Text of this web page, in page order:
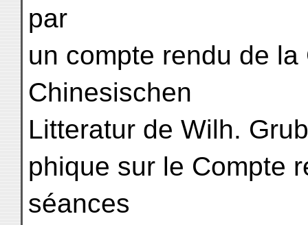
par
un compte rendu de
Chinesischen
Litteratur de Wilh.
phique sur le Compte
séances